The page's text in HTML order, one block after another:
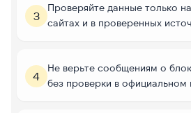
3
Проверяйте данные только
сайтах и в проверенных
4
Не верьте сообщениям о
без проверки в официальном